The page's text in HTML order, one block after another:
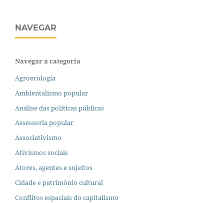
NAVEGAR
Navegar a categoria
Agroecologia
Ambientalismo popular
Análise das políticas públicas
Assessoria popular
Associativismo
Ativismos sociais
Atores, agentes e sujeitos
Cidade e patrimônio cultural
Conflitos espaciais do capitalismo